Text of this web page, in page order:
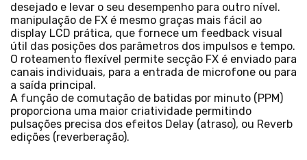
desejado e levar o seu desempenho para outro nível.
manipulação de FX é mesmo graças mais fácil ao
display LCD prática, que fornece um feedback visual
útil das posições dos parâmetros dos impulsos e tempo.
O roteamento flexível permite secção FX é enviado para
canais individuais, para a entrada de microfone ou para
a saída principal.
A função de comutação de batidas por minuto (PPM)
proporciona uma maior criatividade permitindo
pulsações precisa dos efeitos Delay (atraso), ou Reverb
edições (reverberação).